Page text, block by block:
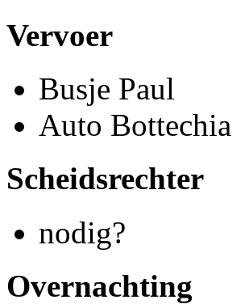
Vervoer
Busje Paul
Auto Bottechia
Scheidsrechter
nodig?
Overnachting